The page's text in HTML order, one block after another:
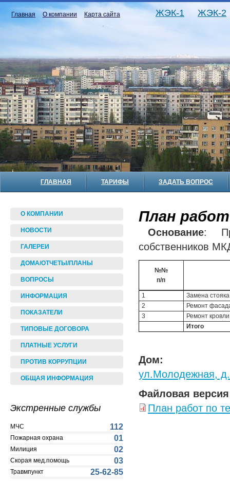
Главная О компании Карта сайта ЖЭК-1 ЖЭК-2
ГЛАВНАЯ ТАРИФЫ ЗАДАТЬ ВОПРОС
О КОМПАНИИ
НОВОСТИ
ГАЛЕРЕИ
ДОМА/ОТЧЕТЫ/ПЛАНЫ
ВОПРОСЫ
ИНФОРМАЦИЯ
ПОКАЗАТЕЛИ
ТИПОВЫЕ ДОГОВОРА
ПЛАТНЫЕ УСЛУГИ
ПРОТИВ КОРРУПЦИИ
ОБЩАЯ ИНФОРМАЦИЯ
Экстренные службы
МЧС 112
Пожарная охрана 01
Милиция 02
Скорая мед.помощь 03
Травмпункт 25-62-85
План работ
Основание:
собственников
№№
п/п
1
Замена стояка
2
Ремонт
3
Ремонт кровли
Итого
Дом:
ул.Молодежная,
Файловая
План работ по